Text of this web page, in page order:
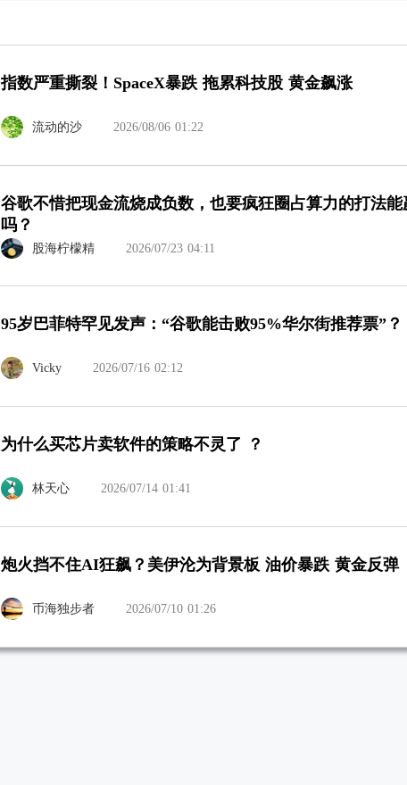
指数严重撕裂！SpaceX暴跌 拖累科技股 黄金飙涨
流动的沙 2026/08/06 01:22
谷歌不惜把现金流烧成负数，也要疯狂圈占算力的打法能
吗？
股海柠檬精 2026/07/23 04:11
95岁巴菲特罕见发声：“谷歌能击败95%华尔街推荐票”？
Vicky 2026/07/16 02:12
为什么买芯片卖软件的策略不灵了 ？
林天心 2026/07/14 01:41
炮火挡不住AI狂飙？美伊沦为背景板 油价暴跌 黄金反弹
币海独步者 2026/07/10 01:26